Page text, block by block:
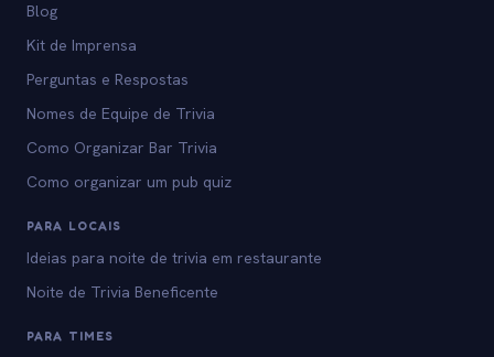
Blog
Kit de Imprensa
Perguntas e Respostas
Nomes de Equipe de Trivia
Como Organizar Bar Trivia
Como organizar um pub quiz
PARA LOCAIS
Ideias para noite de trivia em restaurante
Noite de Trivia Beneficente
PARA TIMES